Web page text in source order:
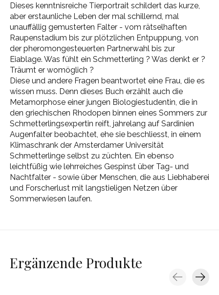
Dieses kenntnisreiche Tierportrait schildert das kurze,
aber erstaunliche Leben der mal schillernd, mal
unauffällig gemusterten Falter - vom rätselhaften
Raupenstadium bis zur plötzlichen Entpuppung, von
der pheromongesteuerten Partnerwahl bis zur
Eiablage. Was fühlt ein Schmetterling ? Was denkt er ?
Träumt er womöglich ?
Diese und andere Fragen beantwortet eine Frau, die es
wissen muss. Denn dieses Buch erzählt auch die
Metamorphose einer jungen Biologiestudentin, die in
den griechischen Rhodopen binnen eines Sommers zur
Schmetterlingsexpertin reift, jahrelang auf Sardinien
Augenfalter beobachtet, ehe sie beschliesst, in einem
Klimaschrank der Amsterdamer Universität
Schmetterlinge selbst zu züchten. Ein ebenso
leichtfüßig wie lehrreiches Gespinst über Tag- und
Nachtfalter - sowie über Menschen, die aus Liebhaberei
und Forscherlust mit langstieligen Netzen über
Sommerwiesen laufen.
Ergänzende Produkte